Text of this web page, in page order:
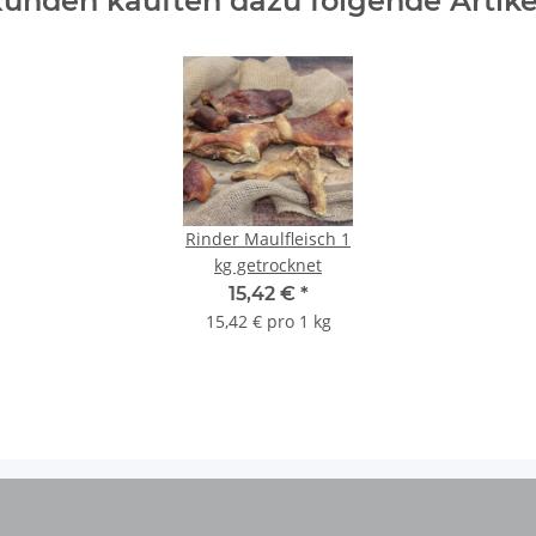
Rinder Maulfleisch 1
kg getrocknet
15,42 € *
15,42 € pro 1 kg